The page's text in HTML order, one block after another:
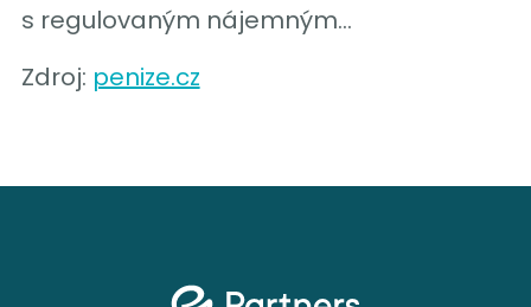
s regulovaným nájemným…
Zdroj: penize.cz